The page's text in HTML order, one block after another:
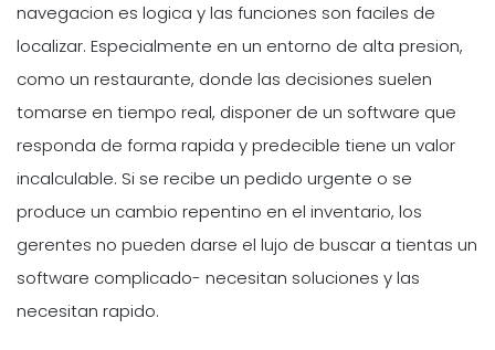
navegacion es logica y las funciones son faciles de
localizar. Especialmente en un entorno de alta presion,
como un restaurante, donde las decisiones suelen
tomarse en tiempo real, disponer de un software que
responda de forma rapida y predecible tiene un valor
incalculable. Si se recibe un pedido urgente o se
produce un cambio repentino en el inventario, los
gerentes no pueden darse el lujo de buscar a tientas un
software complicado- necesitan soluciones y las
necesitan rapido.